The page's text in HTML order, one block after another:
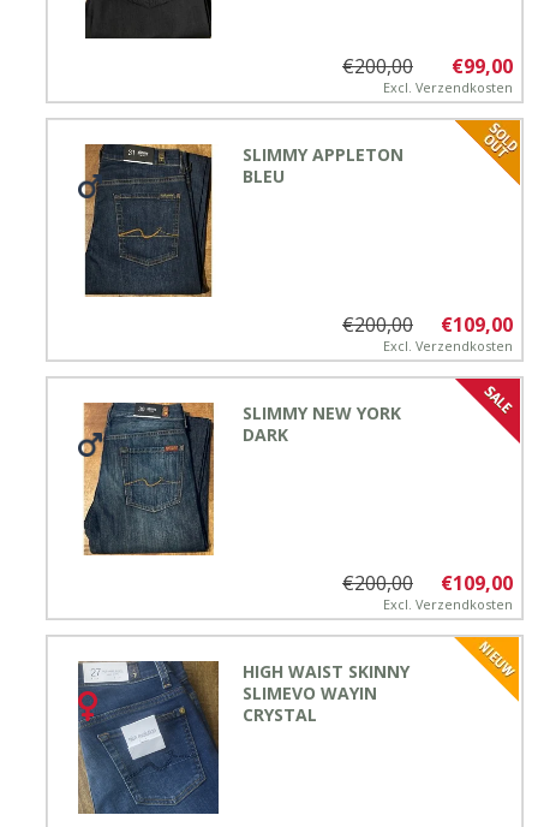
€99,00
€200,00
Excl. Verzendkosten
SLIMMY APPLETON
BLEU
€109,00
€200,00
Excl. Verzendkosten
SLIMMY NEW YORK
DARK
€109,00
€200,00
Excl. Verzendkosten
HIGH WAIST SKINNY
SLIMEVO WAYIN
CRYSTAL